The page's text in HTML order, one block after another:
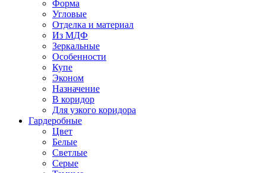
Форма
Угловые
Отделка и материал
Из МДФ
Зеркальные
Особенности
Купе
Эконом
Назначение
В коридор
Для узкого коридора
Гардеробные
Цвет
Белые
Светлые
Серые